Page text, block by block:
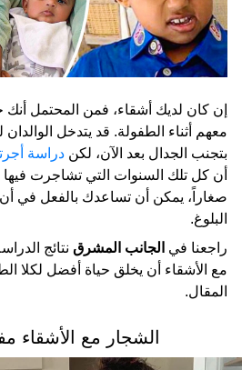
إن كان لديك أشقاء، فمن المحتمل
معهم أثناء الطفولة. قد يتدخل الوالدان
بتجنب الجدال بعد الآن، لكن دراسة
أن كل تلك السنوات التي تشاجرت
صغاراً، يمكن أن تساعدك بالفعل في
البلوغ.
راجعنا في الجانب المشرق نتائج
مع الأشقاء أن يخلق حياة أفضل لكلا
المقال.
الشجار مع الأشقاء